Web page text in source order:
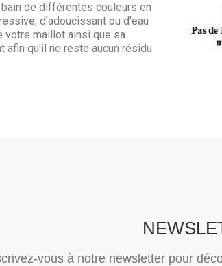
de différentes couleurs en
d’adoucissant ou d’eau
votre maillot ainsi que sa
afin qu'il ne reste aucun résidu
vous à notre newsletter pour